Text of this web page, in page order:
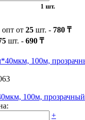
1 шт.
от 25 шт. - 780 ₸
шт. - 690 ₸
100м, прозрачный
+